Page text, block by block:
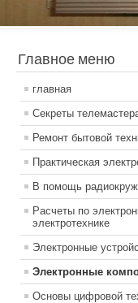
Главное меню
главная
Секреты
Ремонт бытовой
Практическая
В помощь
Расчеты по
электротехнике
Электронные
Электронные
Основы цифровой